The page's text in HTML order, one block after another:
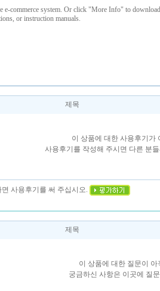
e-commerce system. Or click "More Info" to
or instruction manuals.
제목
이 상품에 대한 사용후기가
사용후기를 작성해 주시면 다른 분
사용후기를 써 주십시오.
제목
이 상품에 대한 질문이 아
궁금하신 사항은 이곳에 질